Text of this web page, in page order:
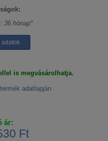
36 hónap*
adatok
is megvásárolhatja.
adatlapján
ár:
Ft